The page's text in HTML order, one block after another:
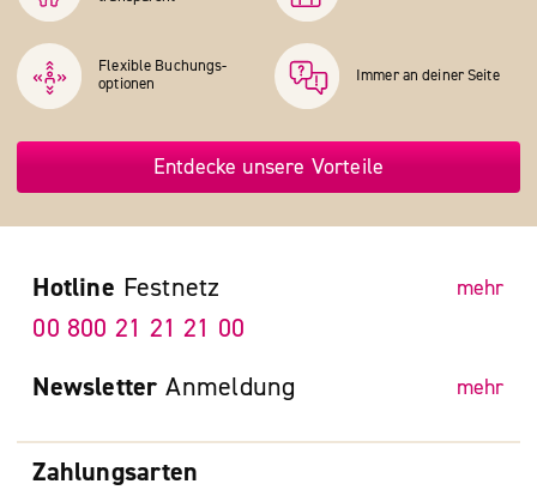
Flexible Buchungs­
optionen
Immer an deiner Seite
Entdecke unsere Vorteile
Zahlungsarten
Hotline Festnetz mehr
00 800 21 21 21 00
Newsletter Anmeldung mehr